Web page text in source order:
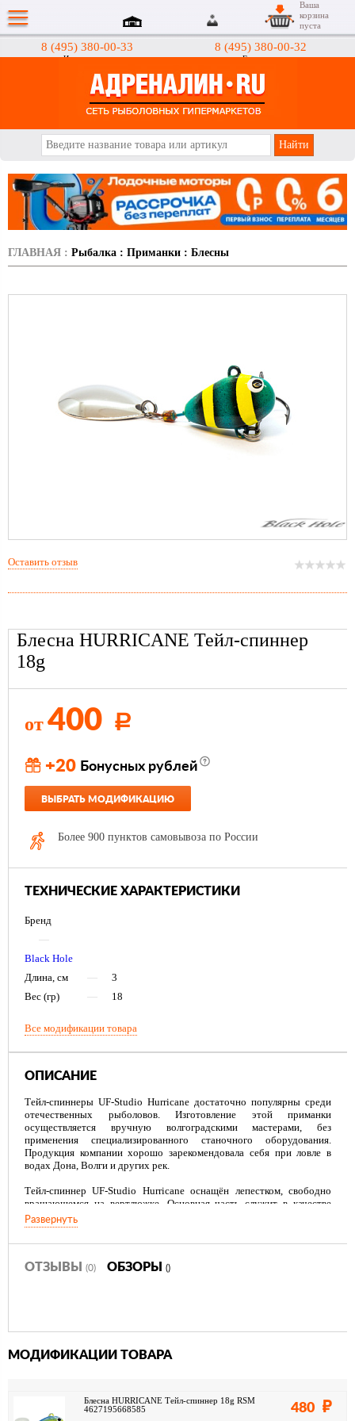
8 (495) 380-00-33
Интернет-магазин
8 (495) 380-00-32
Гипермаркеты
Ваша
корзина
пуста
ГЛАВНАЯ : Рыбалка : Приманки : Блесны
Блесна HURRICANE Тейл-спиннер
18g
от400 Р
+20 Бонусных рублей
ВЫБРАТЬ МОДИФИКАЦИЮ
Более 900 пунктов самовывоза по России
ТЕХНИЧЕСКИЕ ХАРАКТЕРИСТИКИ
Бренд
—
Black Hole
Длина, см
—
3
Вес (гр)
— 18
Все модификации товара
ОПИСАНИЕ
Тейл-спиннеры UF-Studio Hurricane достаточно популярны среди
отечественных рыболовов. Изготовление этой приманки
осуществляется вручную волгоградскими мастерами, без
применения специализированного станочного оборудования.
Продукция компании хорошо зарекомендовала себя при ловле в
водах Дона, Волги и других рек.
Тейл-спиннер UF-Studio Hurricane оснащён лепестком, свободно
вращающемся на вертлюжке. Основная часть служит в качестве
грузила, и выполнена в форме небольшой рыбки. Тело приманки
покрыто пропионатом – устойчивым к деформациям пластиком.
Покрытие предотвращает деформации тейл-спиннера в случае
тройник, обеспечивающий надёжную засечку рыбы. Покраска
UF-Studio Hurricane идеально подходит для ловли хищной рыбы.
дном. Конструкция крючка и его расположение не предназначены
Развернуть
ОТЗЫВЫ (0) ОБЗОРЫ ()
Оставить отзыв
МОДИФИКАЦИИ ТОВАРА
Блесна HURRICANE Тейл-спиннер 18g RSM
4627195668585
480